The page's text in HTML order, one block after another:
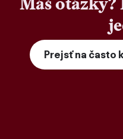
Prejsť na často